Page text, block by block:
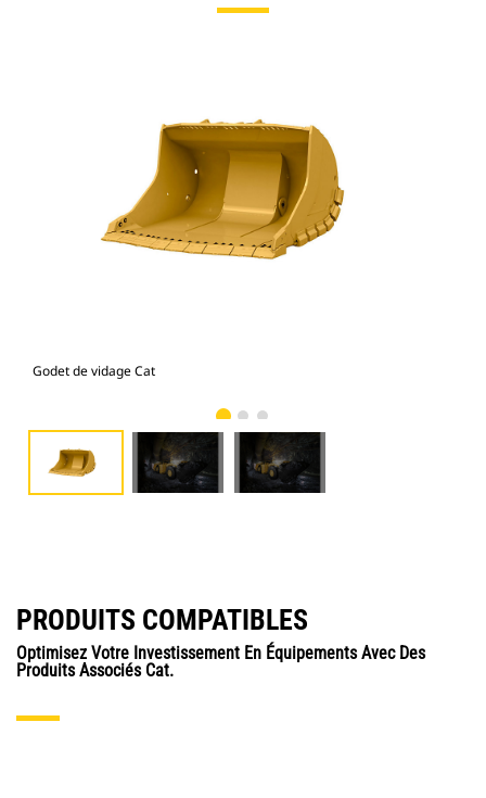
Godet de vidage Cat
PRODUITS COMPATIBLES
Optimisez Votre Investissement En Équipements Avec Des
Produits Associés Cat.